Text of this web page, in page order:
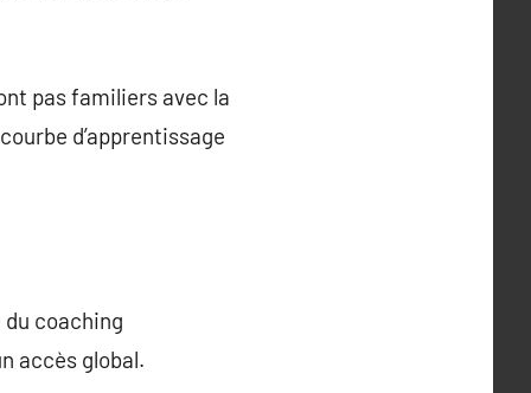
pas familiers avec la
d’apprentissage
coaching
accès global.